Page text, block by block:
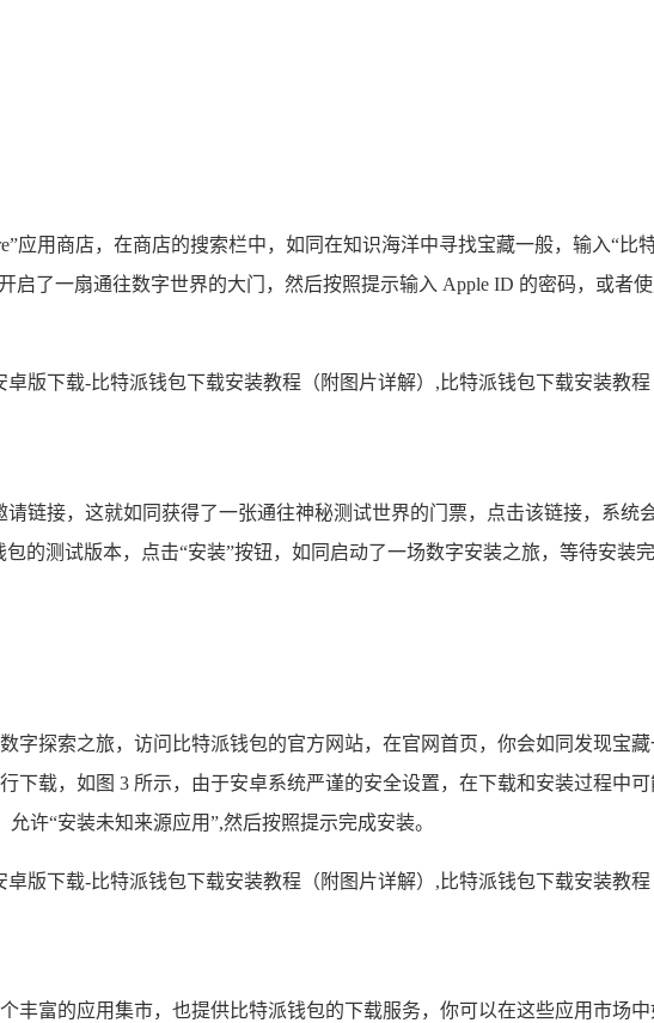
应用商店，在商店的搜索栏中，如同在知识海洋中寻找宝藏一般，输入“
启了一扇通往数字世界的大门，然后按照提示输入 Apple ID 的密码，或者
链接，这就如同获得了一张通往神秘测试世界的门票，点击该链接，系统
包的测试版本，点击“安装”按钮，如同启动了一场数字安装之旅，等待安装完
字探索之旅，访问比特派钱包的官方网站，在官网首页，你会如同发现宝
下载，如图 3 所示，由于安卓系统严谨的安全设置，在下载和安装过程中
许“安装未知来源应用”,然后按照提示完成安装。
丰富的应用集市，也提供比特派钱包的下载服务，你可以在这些应用市场